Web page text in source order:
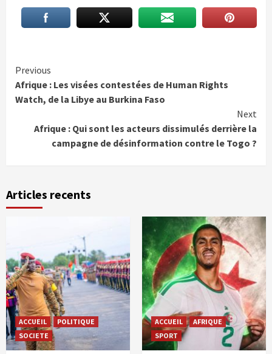
Continue
Reading
Previous
Afrique : Les visées contestées de Human Rights
Watch, de la Libye au Burkina Faso
Next
Afrique : Qui sont les acteurs dissimulés derrière la
campagne de désinformation contre le Togo ?
Articles recents
ACCUEIL
POLITIQUE
SOCIETE
ACCUEIL
AFRIQUE
SPORT